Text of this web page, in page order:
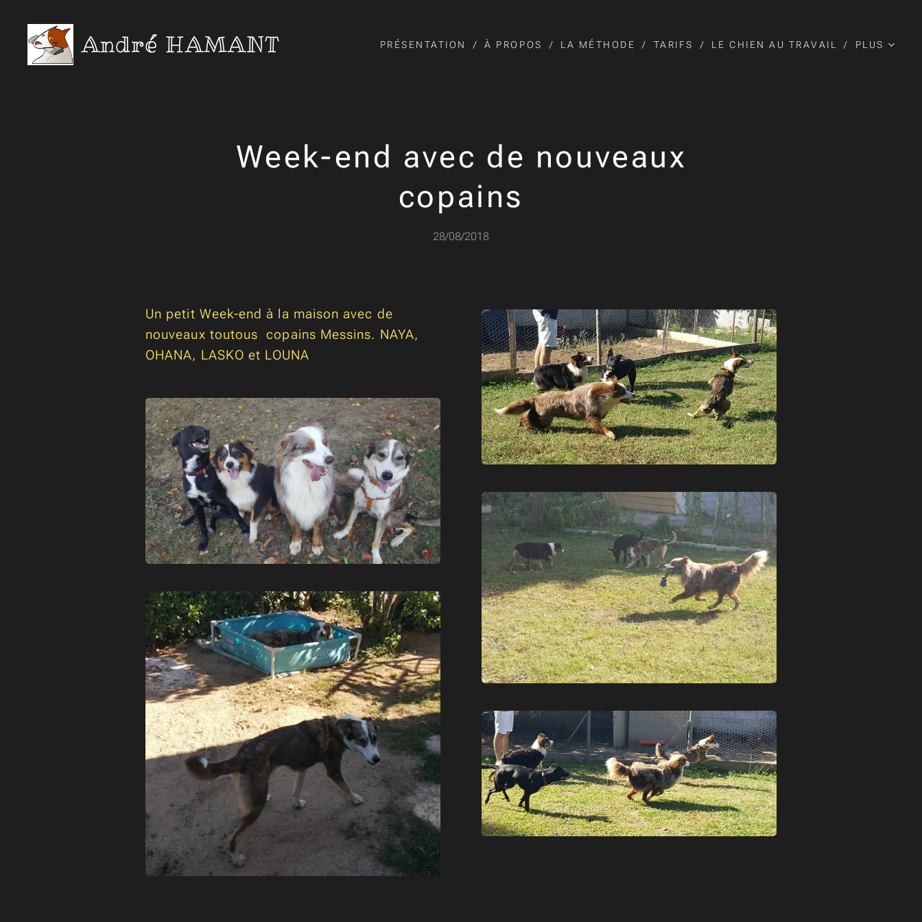
André HAMANT PRÉSENTATION À PROPOS LA MÉTHODE TARIFS LE CHIEN AU TRAVAIL PLUS
Week-end avec de nouveaux
copains
28/08/2018
Un petit Week-end à la maison avec de
nouveaux toutous copains Messins. NAYA,
OHANA, LASKO et LOUNA